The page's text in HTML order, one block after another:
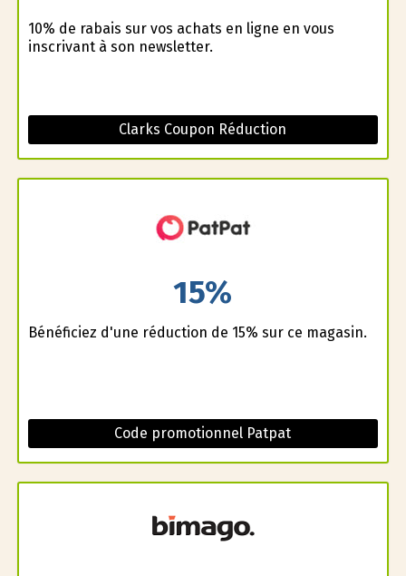
10% de rabais sur vos achats en ligne en vous
inscrivant à son newsletter.
Clarks Coupon Réduction
15%
Bénéficiez d'une réduction de 15% sur ce magasin.
Code promotionnel Patpat